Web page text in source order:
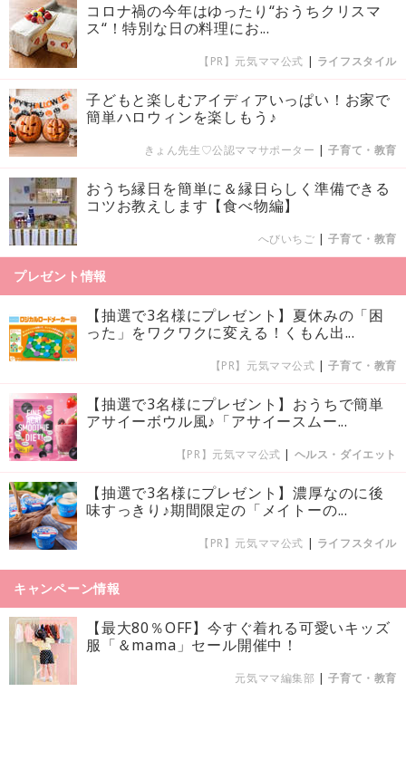
コロナ禍の今年はゆったり“おうちクリスマ
ス“！特別な日の料理にお...
【PR】元気ママ公式 | ライフスタイル
子どもと楽しむアイディアいっぱい！お家で
簡単ハロウィンを楽しもう♪
きょん先生♡公認ママサポーター |子育て・教育
おうち縁日を簡単に＆縁日らしく準備できる
コツお教えします【食べ物編】
へびいちご |子育て・教育
プレゼント情報
【抽選で3名様にプレゼント】夏休みの「困
った」をワクワクに変える！くもん出...
【PR】元気ママ公式 |子育て・教育
【抽選で3名様にプレゼント】おうちで簡単
アサイーボウル風♪「アサイースムー...
【PR】元気ママ公式 | ヘルス・ダイエット
【抽選で3名様にプレゼント】濃厚なのに後
味すっきり♪期間限定の「メイトーの...
【PR】元気ママ公式 | ライフスタイル
キャンペーン情報
【最大80％OFF】今すぐ着れる可愛いキッズ
服「＆mama」セール開催中！
元気ママ編集部 |子育て・教育